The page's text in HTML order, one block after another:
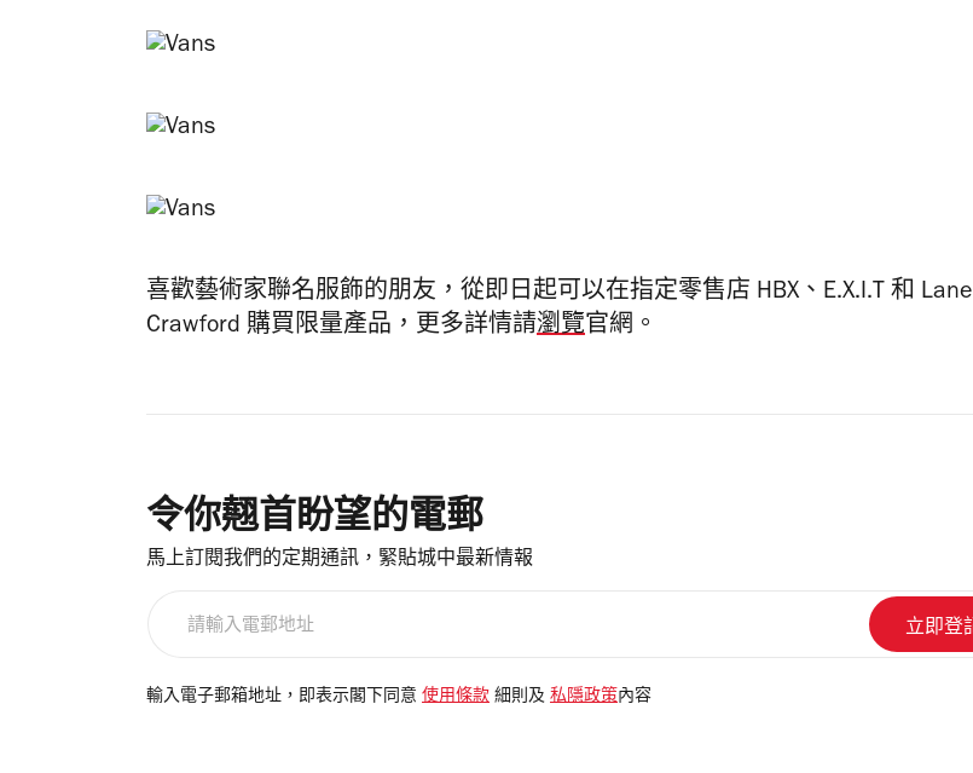
喜歡藝術家聯名服飾的朋友，從即日起可以在指定零售店 HBX、E.X.I.T 和 Lane
Crawford 購買限量產品，更多詳情請瀏覽 官網。
令你翹首盼望的電郵
馬上訂閱我們的定期通訊，緊貼城中最新情報
電
輸入電子郵箱地址，即表示閣下同意 使用條款 細則及 私隱政策 內容